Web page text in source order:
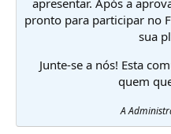
apresentar. Após a
pronto para participar no
sua
Junte-se a nós! Esta
quem
A